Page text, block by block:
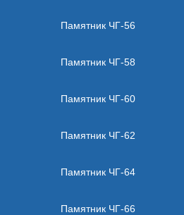
Памятник ЧГ-56
Памятник ЧГ-58
Памятник ЧГ-60
Памятник ЧГ-62
Памятник ЧГ-64
Памятник ЧГ-66